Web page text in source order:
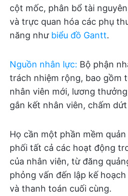
cột mốc, phân bổ tài
và trực quan hóa các phụ
năng như biểu đồ Gantt.
Nguồn nhân lực: Bộ phận
trách nhiệm rộng, bao gồm
nhân viên mới, lương
gắn kết nhân viên, chấm
Họ cần một phần mềm
phối tất cả các hoạt động
của nhân viên, từ đăng
phỏng vấn đến lập kế
và thanh toán cuối cùng.